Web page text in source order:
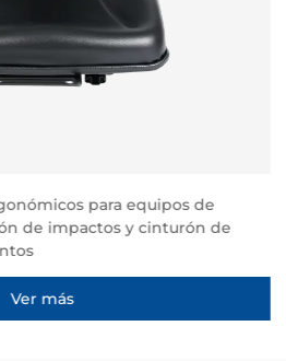
para equipos de
de impactos y cinturón de
Ver más